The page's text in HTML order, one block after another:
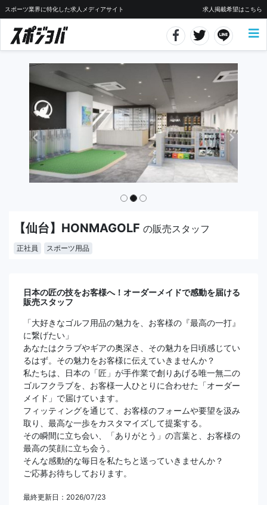
スポーツ業界に特化した求人メディアサイト 求人掲載希望はこちら
【仙台】HONMAGOLF の販売スタッフ
正社員 スポーツ用品
日本の匠の技をお客様へ！オーダーメイドで感動を届ける
販売スタッフ
「大好きなゴルフ用品の魅力を、お客様の『最高の一打』
に繋げたい」
あなたはクラブやギアの奥深さ、その魅力を日頃感じてい
るはず。その魅力をお客様に伝えていきませんか？
私たちは、日本の「匠」が手作業で創りあげる唯一無二の
ゴルフクラブを、お客様一人ひとりに合わせた「オーダー
メイド」で届けています。
フィッティングを通じて、お客様のフォームや要望を汲み
取り、最高な一歩をカスタマイズして提案する。
その瞬間に立ち会い、「ありがとう」の言葉と、お客様の
最高の笑顔に立ち会う。
そんな感動的な毎日を私たちと送っていきませんか？
ご応募お待ちしております。
最終更新日：2026/07/23